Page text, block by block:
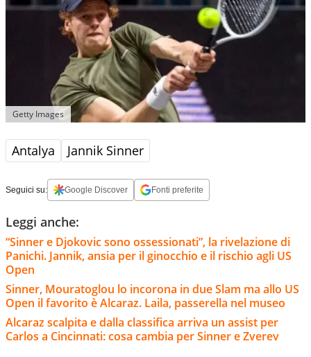
Getty Images
Antalya Jannik Sinner
Seguici su: Google Discover Fonti preferite
Leggi anche:
“Sinner e Djokovic sono ossessionati”, la rivelazione di
Panichi. Jannik, ansia per il ginocchio e il rischio agli US
Open
Sinner, Mouratoglou lo incorona in due Slam ma allo US
Open il favorito è Alcaraz. Laila, passerella nel museo
Alcaraz scalpita e dalla classifica arriva un assist per
Carlos a Cincinnati: cosa cambia per Sinner e Zverev